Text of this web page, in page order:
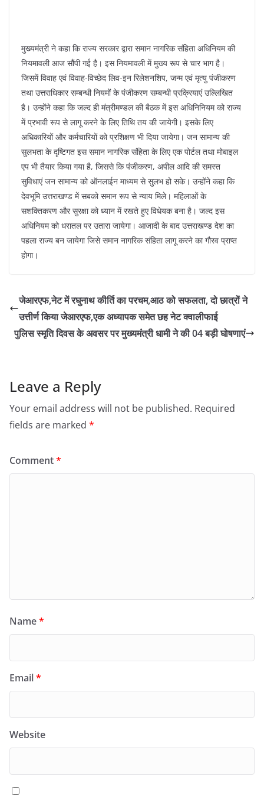
मुख्यमंत्री ने कहा कि राज्य सरकार द्वारा समान नागरिक संहिता अधिनियम की
नियमावली आज सौंपी गई है। इस नियमावली में मुख्य रूप से चार भाग है।
जिसमें विवाह एवं विवाह-विच्छेद लिव-इन रिलेशनशिप, जन्म एवं मृत्यु पंजीकरण
तथा उत्तराधिकार सम्बन्धी नियमों के पंजीकरण सम्बन्धी प्रक्रियाएं उल्लिखित
है। उन्होंने कहा कि जल्द ही मंत्रीमण्डल की बैठक में इस अधिनिनियम को राज्य
में प्रभावी रूप से लागू करने के लिए तिथि तय की जायेगी। इसके लिए
अधिकारियों और कर्मचारियों को प्रशिक्षण भी दिया जायेगा। जन सामान्य की
सुलभता के दृष्टिगत इस समान नागरिक संहिता के लिए एक पोर्टल तथा मोबाइल
एप भी तैयार किया गया है, जिससे कि पंजीकरण, अपील आदि की समस्त
सुविधाएं जन सामान्य को ऑनलाईन माध्यम से सुलभ हो सके। उन्होंने कहा कि
देवभूमि उत्तराखण्ड में सबको समान रूप से न्याय मिले। महिलाओं के
सशक्तिकरण और सुरक्षा को ध्यान में रखते हुए विधेयक बना है। जल्द इस
अधिनियम को धरातल पर उतारा जायेगा। आजादी के बाद उत्तराखण्ड देश का
पहला राज्य बन जायेगा जिसे समान नागरिक संहिता लागू करने का गौरव प्राप्त
होगा।
जेआरएफ,नेट में रघुनाथ कीर्ति का परचम,आठ को सफलता, दो छात्रों ने
उत्तीर्ण किया जेआरएफ,एक अध्यापक समेत छह नेट क्वालीफाई
पुलिस स्मृति दिवस के अवसर पर मुख्यमंत्री धामी ने की 04 बड़ी घोषणाएं
Leave a Reply
Your email address will not be published. Required
fields are marked *
Comment*
Name*
Email*
Website